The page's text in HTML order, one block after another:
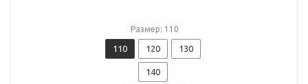
Размер: 110
110 120 130
140